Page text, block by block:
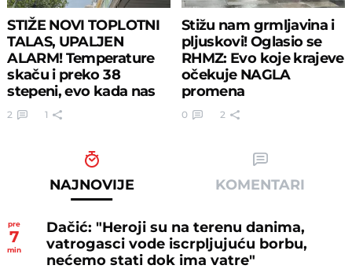
STIŽE NOVI TOPLOTNI
TALAS, UPALJEN
ALARM! Temperature
skaču i preko 38
stepeni, evo kada nas
čeka najveći UDAR
2 1
Stižu nam grmljavina i
pljuskovi! Oglasio se
RHMZ: Evo koje krajeve
očekuje NAGLA
promena
0 2
NAJNOVIJE KOMENTARI
pre
7
min
Dačić: "Heroji su na terenu danima,
vatrogasci vode iscrpljujuću borbu,
nećemo stati dok ima vatre"